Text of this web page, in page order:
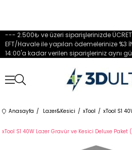
--- 2.500₺ ve üzeri siparişlerinizde
EFT/Havale ile yapılan ödemelerinize
14:00'a kadar verilen siparişleriniz aynı
Anasayfa Lazer&Kesici xTool xTool S1
xTool S1 40W Lazer Gravür ve Kesici Deluxe Paket